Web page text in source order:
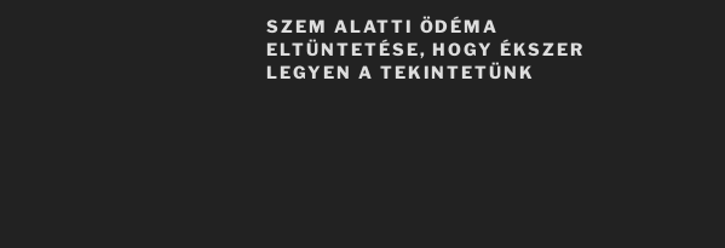
SZEM ALATTI ÖDÉMA
ELTÜNTETÉSE, HOGY ÉKSZER
LEGYEN A TEKINTETÜNK